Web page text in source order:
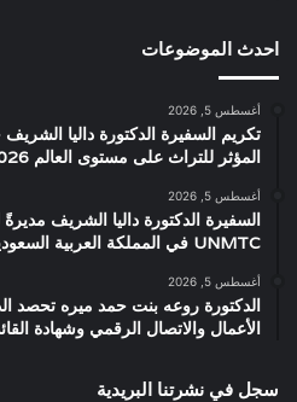
احدث الموضوعات
أغسطس 5, 2026
تكريم السفيرة الدكتورة داليا
المؤثر للتراث على مستوى العالم 2026”
أغسطس 5, 2026
السفيرة الدكتورة داليا الشريف مديرةً
UNMTC في المملكة العربية السعودية
أغسطس 5, 2026
الدكتورة روعه بنت حمد ميره تحصد
الأعمال والاتصال الرقمي وشهادة
سجل في نشرتنا البريدية